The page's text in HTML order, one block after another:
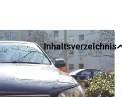
Inhaltsverzeichnis